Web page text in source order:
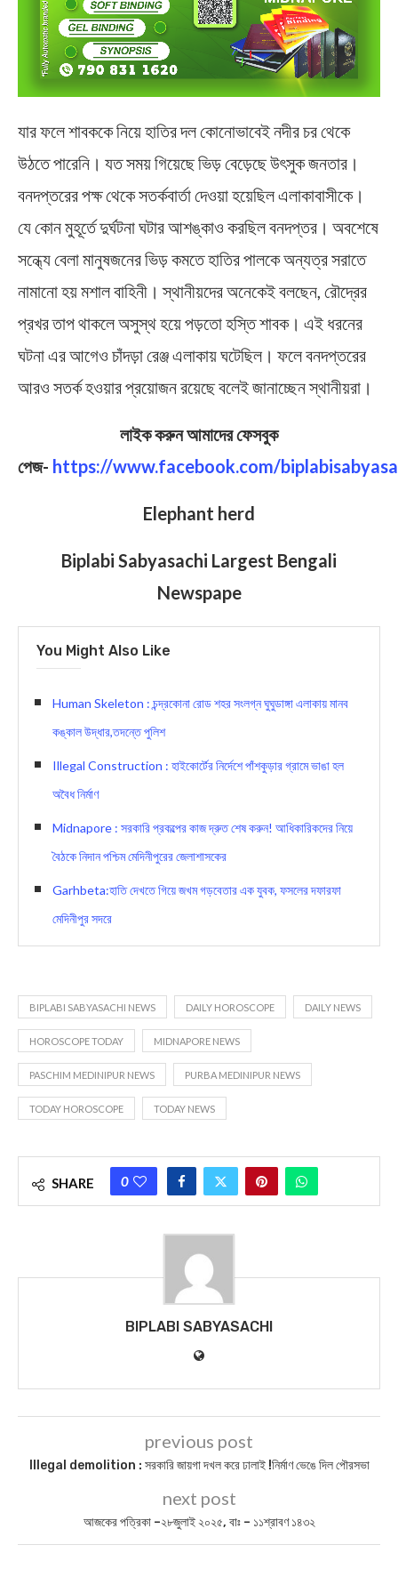
যার ফলে শাবককে নিয়ে হাতির দল কোনোভাবেই নদীর চর থেকে
উঠতে পারেনি। যত সময় গিয়েছে ভিড় বেড়েছে উৎসুক জনতার।
বনদপ্তরের পক্ষ থেকে সতর্কবার্তা দেওয়া হয়েছিল এলাকাবাসীকে।
যে কোন মুহূর্তে দুর্ঘটনা ঘটার আশঙ্কাও করছিল বনদপ্তর। অবশেষে
সন্ধ্যে বেলা মানুষজনের ভিড় কমতে হাতির পালকে অন্যত্র সরাতে
নামানো হয় মশাল বাহিনী। স্থানীয়দের অনেকেই বলছেন, রৌদ্রের
প্রখর তাপ থাকলে অসুস্থ হয়ে পড়তো হস্তি শাবক। এই ধরনের
ঘটনা এর আগেও চাঁদড়া রেঞ্জ এলাকায় ঘটেছিল। ফলে বনদপ্তরের
আরও সতর্ক হওয়ার প্রয়োজন রয়েছে বলেই জানাচ্ছেন স্থানীয়রা।
লাইক করুন আমাদের ফেসবুক
পেজ- https://www.facebook.com/
Elephant herd
Biplabi Sabyasachi Largest Bengali
Newspape
You Might Also Like
Human Skeleton : চন্দ্রকোনা রোড শহর সংলগ্ন ঘুঘুডাঙ্গা এলাকায় মানব
কঙ্কাল উদ্ধার,তদন্তে পুলিশ
Illegal Construction : হাইকোর্টের নির্দেশে পাঁশকুড়ার গ্রামে ভাঙা হল
অবৈধ নির্মাণ
Midnapore : সরকারি প্রকল্পের কাজ দ্রুত শেষ করুন! আধিকারিকদের নিয়ে
বৈঠকে নিদান পশ্চিম মেদিনীপুরের জেলাশাসকের
Garhbeta:হাতি দেখতে গিয়ে জখম গড়বেতার এক যুবক, ফসলের দফারফা
মেদিনীপুর সদরে
BIPLABI SABYASACHI NEWS DAILY HOROSCOPE DAILY NEWS
HOROSCOPE TODAY MIDNAPORE NEWS
PASCHIM MEDINIPUR NEWS PURBA MEDINIPUR NEWS
TODAY HOROSCOPE TODAY NEWS
SHARE 0
BIPLABI SABYASACHI
previous post
Illegal demolition : সরকারি জায়গা দখল করে ঢালাই !নির্মাণ ভেঙে দিল পৌরসভা
next post
আজকের পত্রিকা –২৮জুলাই ২০২৫, বাঃ – ১১শ্রাবণ ১৪৩২